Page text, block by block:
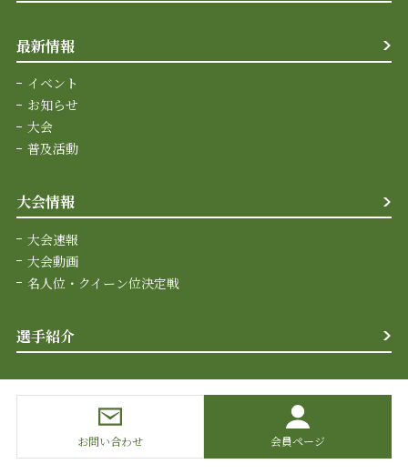
最新情報
イベント
お知らせ
大会
普及活動
大会情報
大会速報
大会動画
名人位・クイーン位決定戦
選手紹介
お問い合わせ 会員ページ